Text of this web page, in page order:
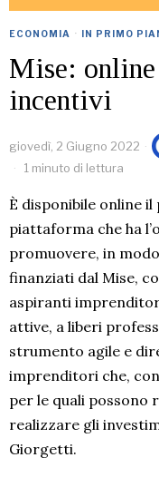
ECONOMIA · IN PRIMO
Mise:
incentivi
giovedì, 2 Giugno 2022
1 minuto di lettura
È disponibile online
piattaforma che ha
promuovere, in
finanziati dal Mise,
aspiranti
attive, a liberi
strumento agile e
imprenditori che,
per le quali possono
realizzare gli
Giorgetti.